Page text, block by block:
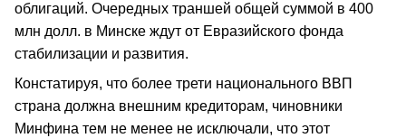
облигаций. Очередных траншей общей суммой в 400
млн долл. в Минске ждут от Евразийского фонда
стабилизации и развития.
Констатируя, что более трети национального ВВП
страна должна внешним кредиторам, чиновники
Минфина тем не менее не исключали, что этот